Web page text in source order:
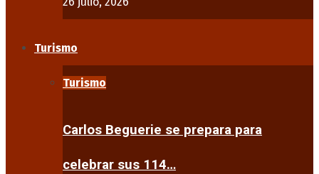
Turismo
Turismo
Carlos Beguerie se prepara para
celebrar sus 114…